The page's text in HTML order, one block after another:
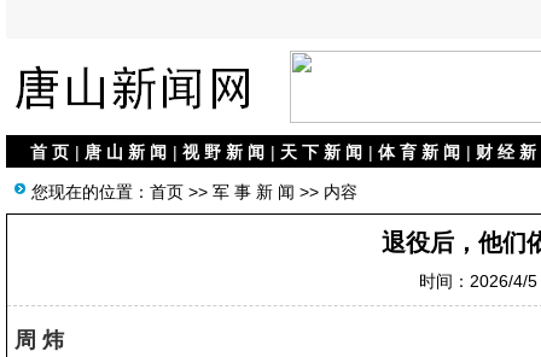
首 页 | 唐 山 新 闻 | 视 野 新 闻 | 天 下 新 闻 | 体 育 新 闻 | 财 经 新
您现在的位置： 首页 >> 军 事 新 闻 >> 内容
退役后，他们
时间：2026/4/
周 炜